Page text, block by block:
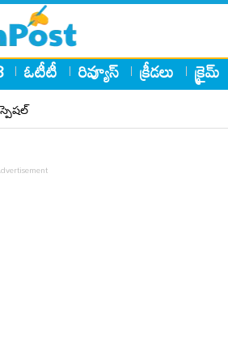
ఓటీటీ రివ్యూస్ క్రీడలు క్రైమ్
స్పెషల్